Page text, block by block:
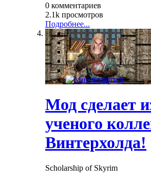
0 комментариев
2.1k просмотров
Подробнее...
Мод сделает
ученого
Винтерхолда!
Scholarship of Skyrim